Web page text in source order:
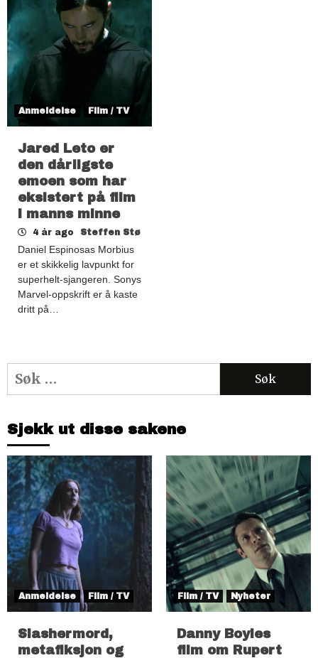
Anmeldelse Film / TV
Jared Leto er
den dårligste
emoen som har
eksistert på film
i manns minne
4 år ago Steffen Stø
Daniel Espinosas Morbius
er et skikkelig lavpunkt for
superhelt-sjangeren. Sonys
Marvel-oppskrift er å kaste
dritt på…
Søk
etter:
Sjekk ut disse sakene
Anmeldelse Film / TV
Slashermord,
metafiksjon og
Film / TV Nyheter
Danny Boyles
film om Rupert